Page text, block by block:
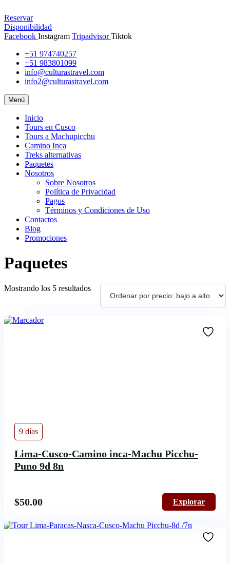
Reservar
Disponibilidad
Facebook Instagram Tripadvisor Tiktok
+51 974740257
+51 983801099
info@culturastravel.com
info2@culturastravel.com
Menú
Inicio
Tours en Cusco
Tours a Machupicchu
Camino Inca
Treks alternativas
Paquetes
Nosotros
Sobre Nosotros
Política de Privacidad
Pagos
Términos y Condiciones de Uso
Contactos
Blog
Promociones
Paquetes
Mostrando los 5 resultadosOrdenado
precio:
9 días
Lima-Cusco-Camino inca-Machu Picchu-
Puno 9d 8n
$50.00 Explorar